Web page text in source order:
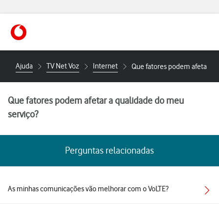
https://www.vodafone.pt
Ajuda TV Net Voz Internet Que fatores podem afetar a
Que fatores podem afetar a qualidade do meu
serviço?
Perguntas relacionadas
As minhas comunicações vão melhorar com o VoLTE?